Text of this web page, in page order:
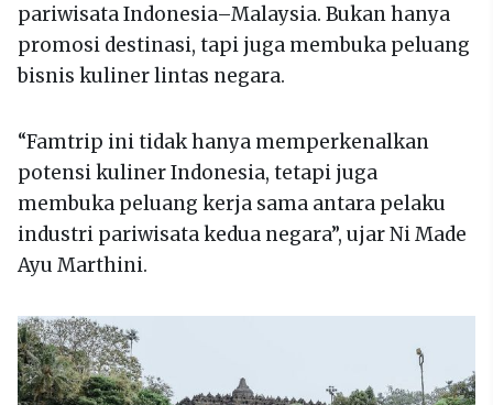
pariwisata Indonesia–Malaysia. Bukan hanya
promosi destinasi, tapi juga membuka peluang
bisnis kuliner lintas negara.
“Famtrip ini tidak hanya memperkenalkan
potensi kuliner Indonesia, tetapi juga
membuka peluang kerja sama antara pelaku
industri pariwisata kedua negara”, ujar Ni Made
Ayu Marthini.